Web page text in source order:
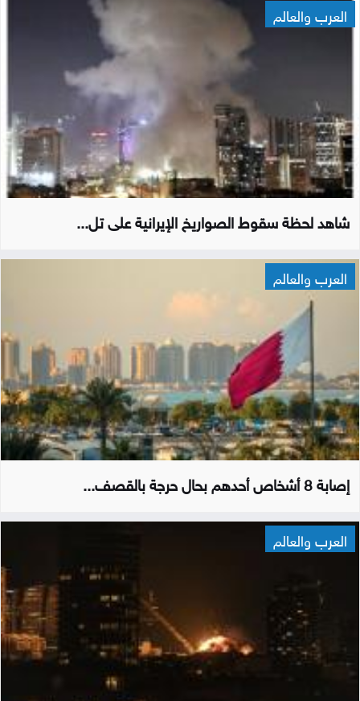
العرب والعالم
شاهد لحظة سقوط الصواريخ الإيرانية على تل...
العرب والعالم
إصابة 8 أشخاص أحدهم بحال حرجة بالقصف...
العرب والعالم